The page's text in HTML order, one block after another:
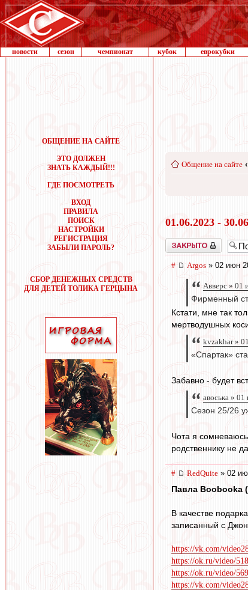
новости сезон чемпионат кубок еврокубки
ОБЩЕНИЕ НА САЙТЕ
ЭТО ДОЛЖЕН
ЗНАТЬ КАЖДЫЙ!!!
ГДЕ ПОСМОТРЕТЬ
ВХОД
ПРАВИЛА
ПОИСК
НАСТРОЙКИ
РЕГИСТРАЦИЯ
ЗАБЫЛИ ПАРОЛЬ?
СБОР ДЕНЕЖНЫХ СРЕДСТВ
ДЛЯ ДЕТЕЙ ТОЛИКА ГЕРЦЫНА
Общение на сайте ‹
01.06.2023 -
Закрыто
# Argos » 02 июн
Авверс » 01
Фирменный
Кстати, мне так
мертводушных
kvzakhar »
«Спартак»
Забавно - будет
авоська »
Сезон 25/26
Чота я
родственнику не
# RedQuite » 02
Павла Boobooka
В качестве
записанный с
https://vk.com/
https://ok.ru/video/
https://ok.ru/video/
https://vk.com/